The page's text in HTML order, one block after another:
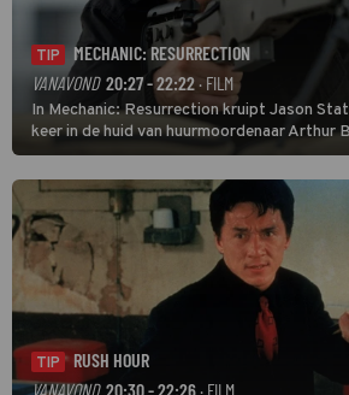
TIP
MECHANIC: RESURRECTION
VANAVOND 20:27 - 22:22· FILM
In Mechanic: Resurrection kruipt Jason
keer in de huid van huurmoordenaar Arthur
donder op kunt zeggen dat er van Bishops
veel terechtkomt.
TIP
RUSH HOUR
VANAVOND 20:30 - 22:26 · FILM